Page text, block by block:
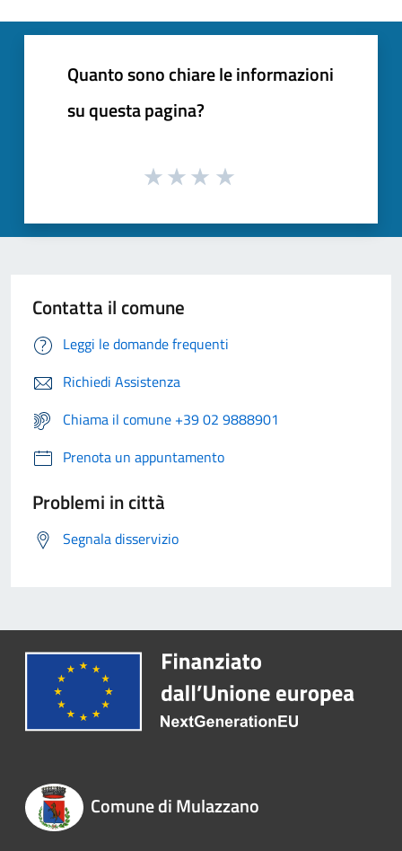
Quanto sono chiare le informazioni
su questa pagina?
Contatta il comune
Leggi le domande frequenti
Richiedi Assistenza
Chiama il comune +39 02 9888901
Prenota un appuntamento
Problemi in città
Segnala disservizio
Comune di Mulazzano